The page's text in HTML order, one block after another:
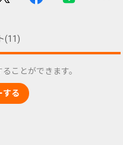
(11)
ことができます。
する